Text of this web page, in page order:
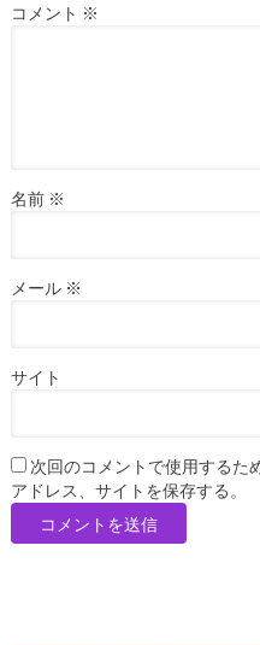
コメント ※
名前 ※
メール ※
サイト
次回のコメントで使用するた
アドレス、サイトを保存する。